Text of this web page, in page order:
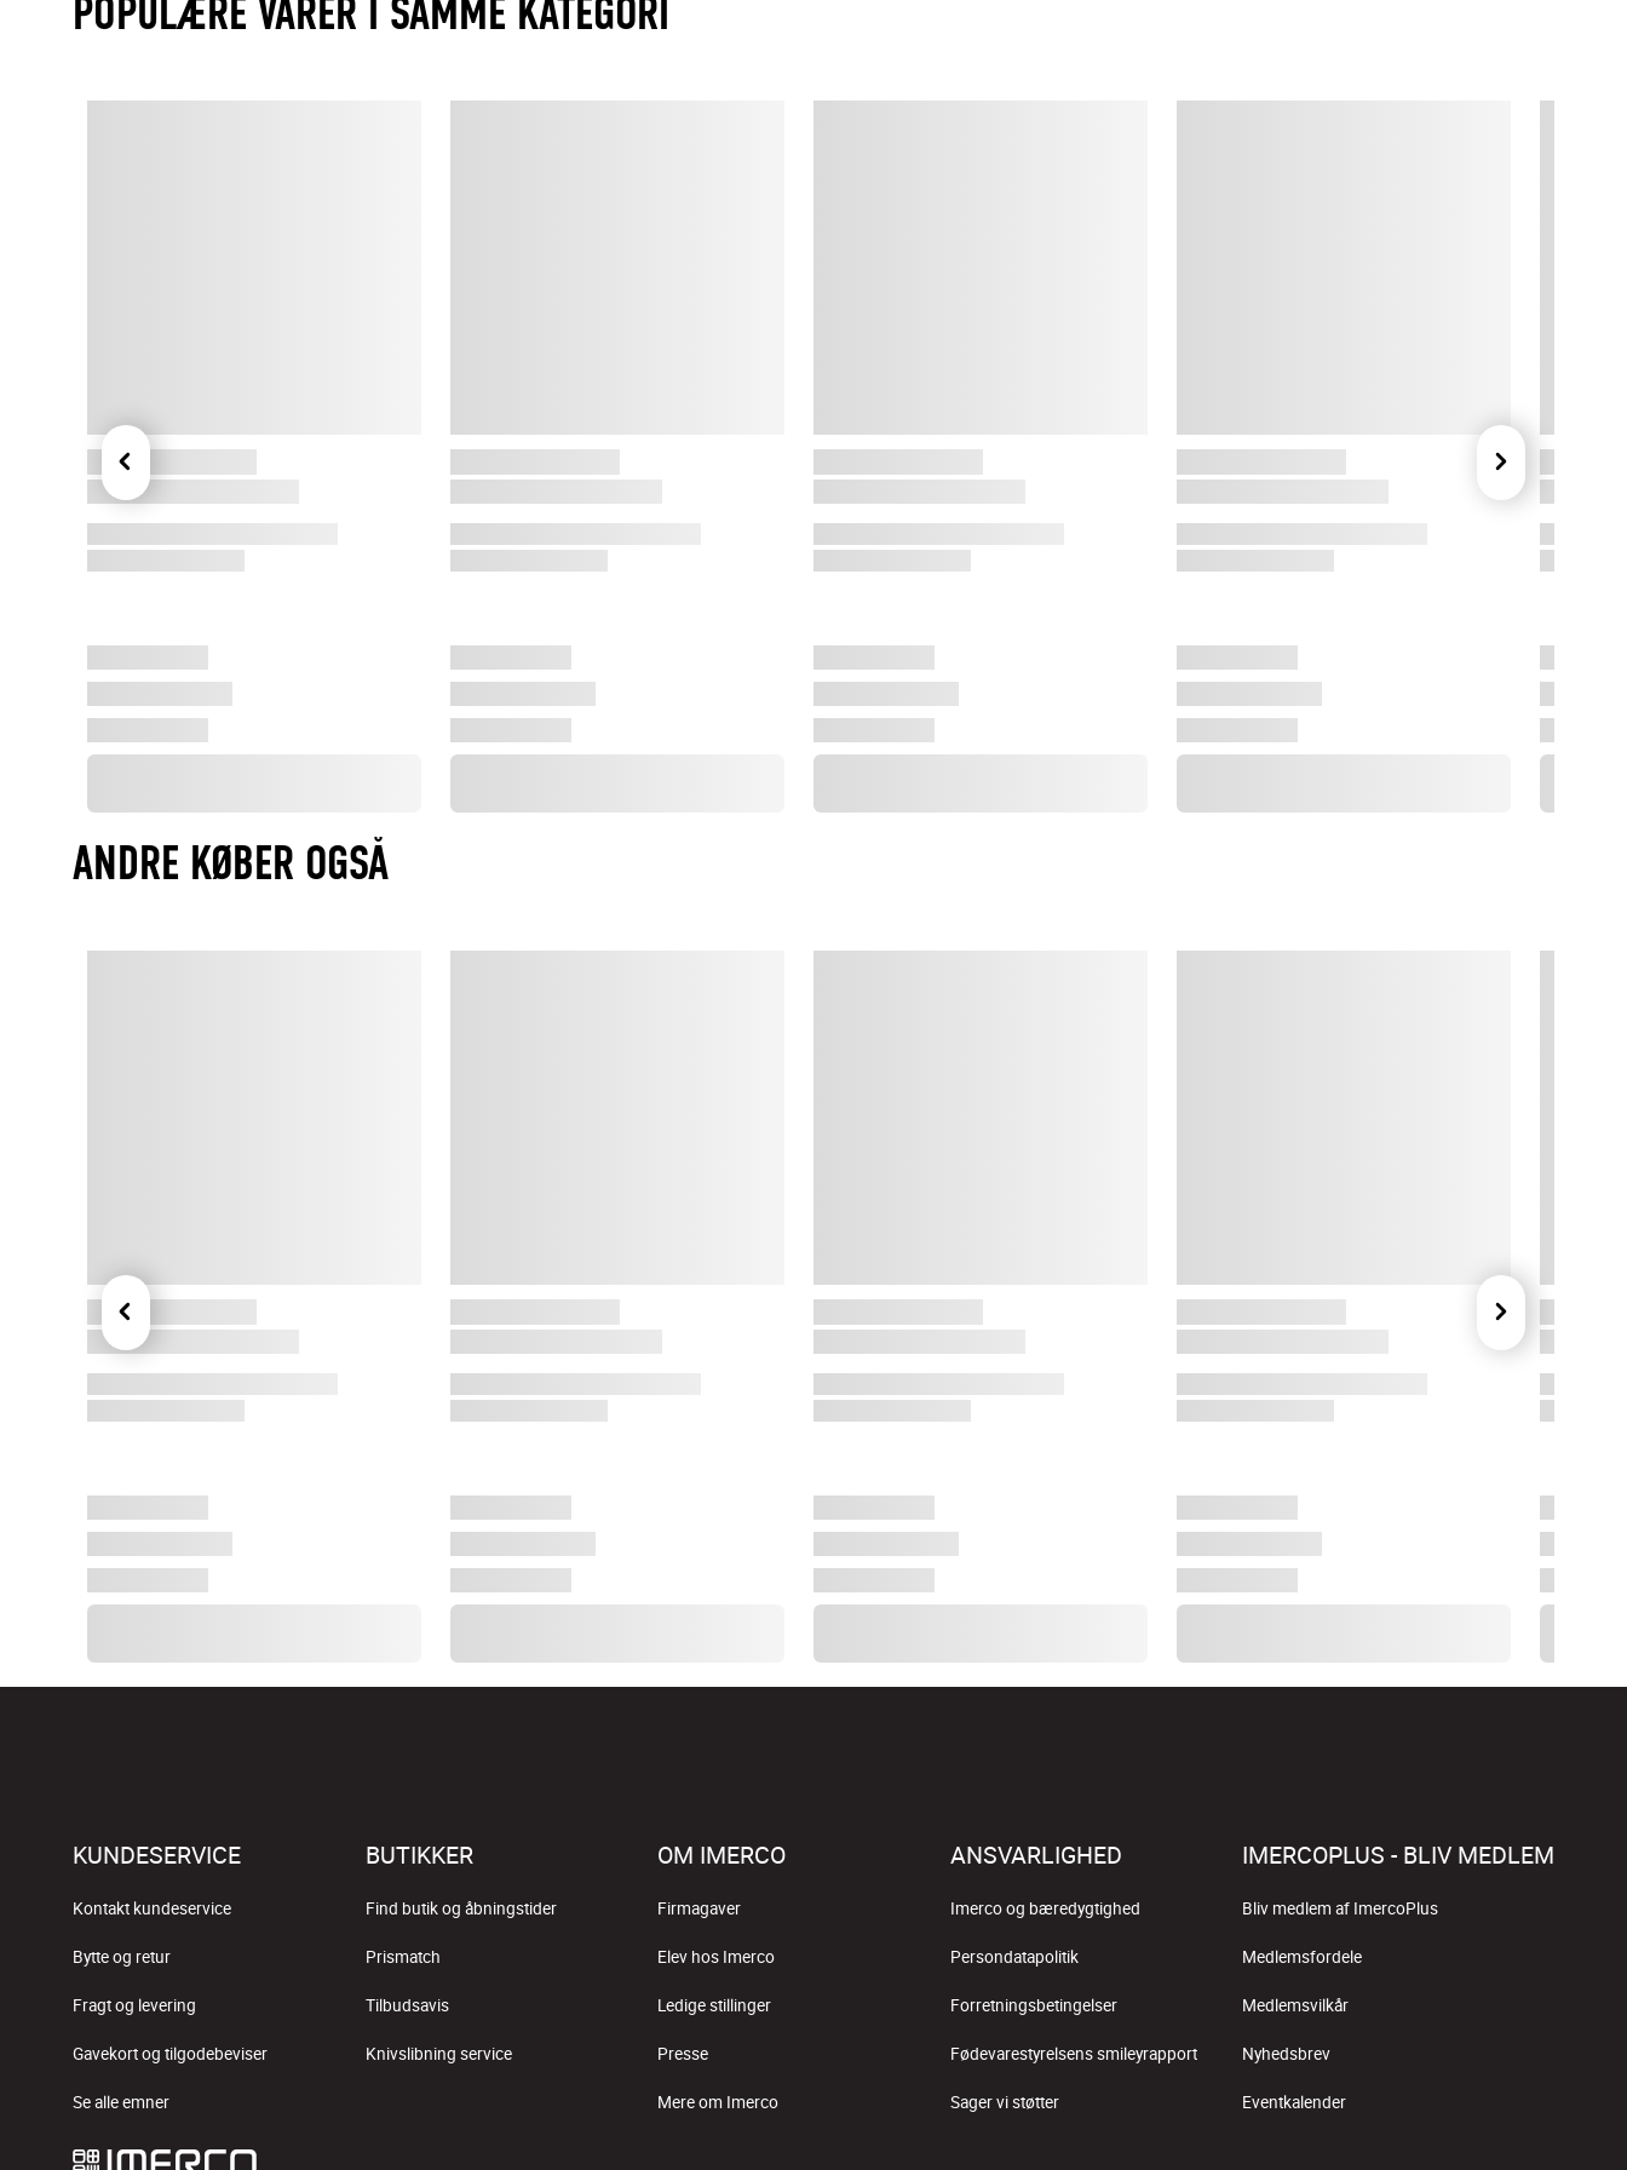
Det danske brand Södahl blev grundlagt i 1963 af designer og
POPULÆRE VARER I SAMME KATEGORI
ANDRE KØBER OGSÅ
KUNDESERVICE
Kontakt kundeservice
Bytte og retur
Fragt og levering
Gavekort og tilgodebeviser
Se alle emner
BUTIKKER
Find butik og åbningstider
Prismatch
Tilbudsavis
Knivslibning service
OM IMERCO
Firmagaver
Elev hos Imerco
Ledige stillinger
Presse
Mere om Imerco
ANSVARLIGHED
Imerco og bæredygtighed
Persondatapolitik
Forretningsbetingelser
Fødevarestyrelsens smileyrapport
Sager vi støtter
IMERCOPLUS - BLIV MEDLEM
Bliv medlem af ImercoPlus
Medlemsfordele
Medlemsvilkår
Nyhedsbrev
Eventkalender